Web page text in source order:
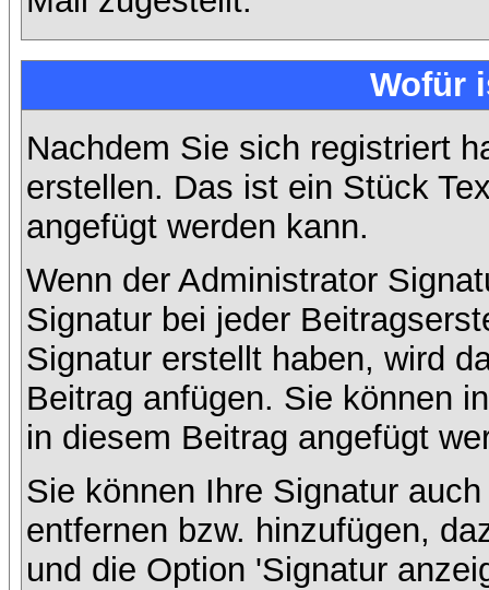
Wofür
Nachdem Sie sich registriert
erstellen. Das ist ein Stück
angefügt werden kann.
Wenn der Administrator
Signatur bei jeder
Signatur erstellt haben, wird
Beitrag anfügen. Sie können
in diesem Beitrag angefügt
Sie können Ihre Signatur
entfernen bzw. hinzufügen,
und die Option 'Signatur